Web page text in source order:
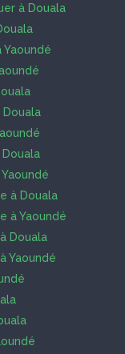
à Douala
Yaoundé
Douala
à Douala
à Yaoundé
Douala
Yaoundé